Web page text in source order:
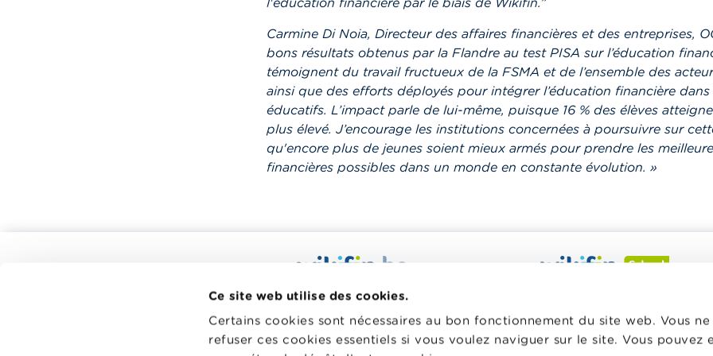
Ce site web utilise des cookies.
Certains cookies sont nécessaires au bon fonctionnement du site web. Vous
refuser ces cookies essentiels si vous voulez naviguer sur le site. Vous pouvez
Carmine Di Noia, Directeur des affaires financières et des entreprises,
bons résultats obtenus par la Flandre au test PISA sur l’éducation
témoignent du travail fructueux de la FSMA et de l’ensemble des
ainsi que des efforts déployés pour intégrer l’éducation financière
éducatifs. L’impact parle de lui-même, puisque 16 % des élèves
plus élevé. J’encourage les institutions concernées à poursuivre sur
qu'encore plus de jeunes soient mieux armés pour prendre les
financières possibles dans un monde en constante évolution. »
Wikifin.be veut vous aider dans vos
à votre disposition une information
indépendante, fiable et pratique. Il est
pédagogique varié et des
les aider à faire de l’éducation